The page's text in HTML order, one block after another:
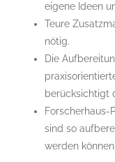
eigene Ideen
Teure
nötig.
Die
berücksichtigt
sind so
werden können.